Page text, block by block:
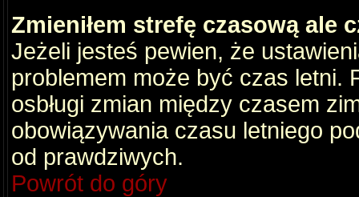
Zmieniłem strefę czasową ale
Jeżeli jesteś pewien, że
problemem może być czas letni.
osbługi zmian między czasem
obowiązywania czasu letniego
od prawdziwych.
Powrót do góry